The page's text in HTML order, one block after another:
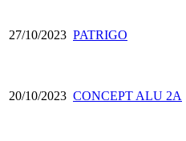
27/10/2023 PATRIGO
20/10/2023 CONCEPT ALU 2A